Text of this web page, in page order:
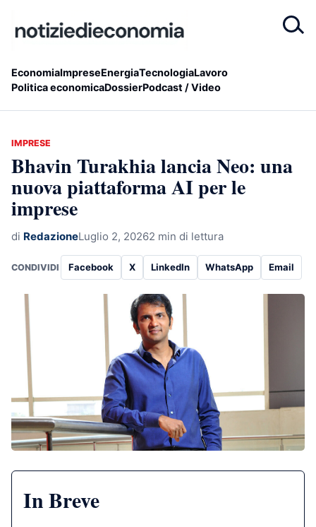
EconomiaImpreseEnergiaTecnologiaLavoro
Politica economicaDossierPodcast / Video
IMPRESE
Bhavin Turakhia lancia Neo: una
nuova piattaforma AI per le
imprese
di RedazioneLuglio 2, 20262 min di lettura
CONDIVIDI Facebook X LinkedIn WhatsApp Email
In Breve